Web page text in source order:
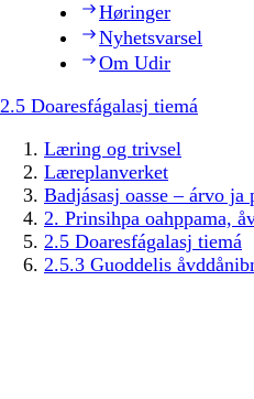
Høringer
Nyhetsvarsel
Om Udir
2.5 Doaresfágalasj tiemá
Læring og trivsel
Læreplanverket
Badjásasj oasse – árvo ja
2. Prinsihpa oahppama,
2.5 Doaresfágalasj tiemá
2.5.3 Guoddelis